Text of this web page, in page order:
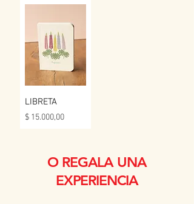
LIBRETA
Precio
$ 15.000,00
O REGALA UNA
EXPERIENCIA